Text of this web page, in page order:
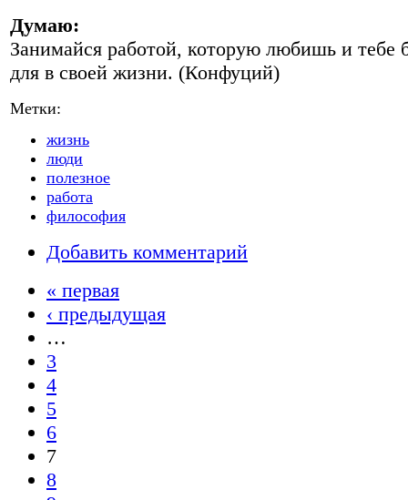
Думаю:
Занимайся работой, которую любишь и тебе
для в своей жизни. (Конфуций)
Метки:
жизнь
люди
полезное
работа
философия
Добавить комментарий
« первая
‹ предыдущая
…
3
4
5
6
7
8